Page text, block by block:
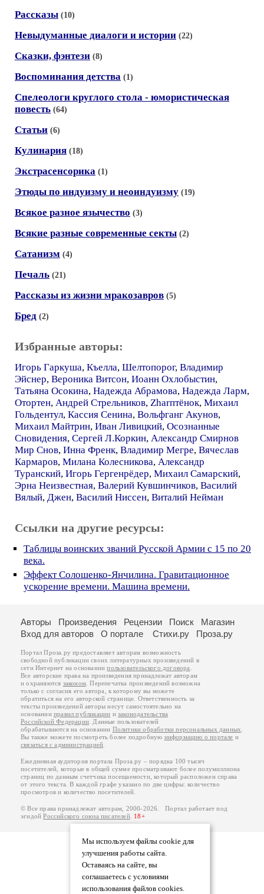
Рассказы (10)
Невыдуманные диалоги и истории (22)
Сказки, фэнтези (8)
Воспоминания детства (1)
Спелеологи круглого стола - юмористическая
повесть (64)
Статьи (6)
Кулинария (18)
Экстрасенсорика (1)
Этюды по индуизму и неоиндуизму (19)
Всякое разное язычество (3)
Всякие разные современные секты (2)
Сатанизм (4)
Печаль (21)
Рассказы из жизни мракозавров (5)
Бред (2)
Избранные авторы:
Игорь Гаркуша, Къелла, Шелтопорог, Владимир
Эйснер, Вероника Витсон, Иоанн Охлобыстин,
Татьяна Осокина, Надежда Абрамова, Надежда Ларм,
Отортен, Андрей Стрельников, Zharптёнок, Михаил
Гольдентул, Кассия Сенина, Вольфганг Акунов,
Михаил Майтрин, Иван Ливицкий, Осознанные
Сновидения, Сергей Л.Коркин, Александр Смирнов
Мир Снов, Инна Френк, Владимир Мегре, Вячеслав
Кармаров, Милана Колесникова, Александр
Туранский, Игорь Гергенрёдер, Михаил Самарский,
Эрна Неизвестная, Валерий Кувшинчиков, Василий
Вялый, Джен, Василий Ниссен, Виталий Нейман
Ссылки на другие ресурсы:
Таблицы воинских званий Русской Армии c 15 по 20
века.
Эффект Солошенко-Янчилина. Гравитационное
ускорение времени. Машина времени.
Мы используем файлы cookie для
улучшения работы сайта.
Оставаясь на сайте, вы
соглашаетесь с условиями
использования файлов cookies.
Авторы Произведения Рецензии Поиск
Магазин
Вход для авторов
О портале Стихи.ру Проза.ру
Портал Проза.ру предоставляет авторам возможность
свободной публикации своих литературных произведений в
сети Интернет на основаниипользовательского договора
Все авторские права на произведения принадлежат авторам
и охраняются законом . Перепечатка произведений возможна
только с согласия его автора, к которому вы можете
обратиться на его авторской странице. Ответственность за
тексты произведений авторы несут самостоятельно на
основанииправил публикации изаконодательства
Российской Федерации . Данные пользователей
обрабатываются на основании Политики обработки персональных данных
Вы также можете посмотреть более подробную информацию о портале и
связаться с администрацией
Ежедневная аудитория портала Проза.ру – порядка 100 тысяч
посетителей, которые в общей сумме просматривают более полумиллиона
страниц по данным счетчика посещаемости, который расположен справа
от этого текста. В каждой графе указано по две цифры: количество
просмотров и количество посетителей.
© Все права принадлежат авторам, 2000-2026. Портал работает под
эгидойРоссийского союза писателей. 18+